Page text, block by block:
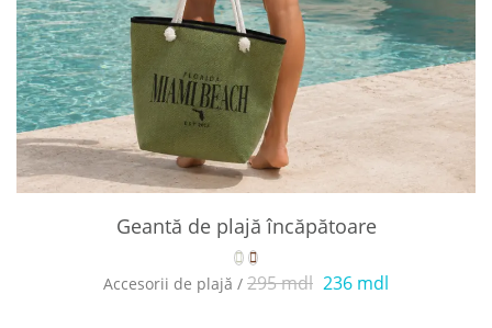
Geantă de plajă încăpătoare
Accesorii de plajă / 295 mdl 236 mdl